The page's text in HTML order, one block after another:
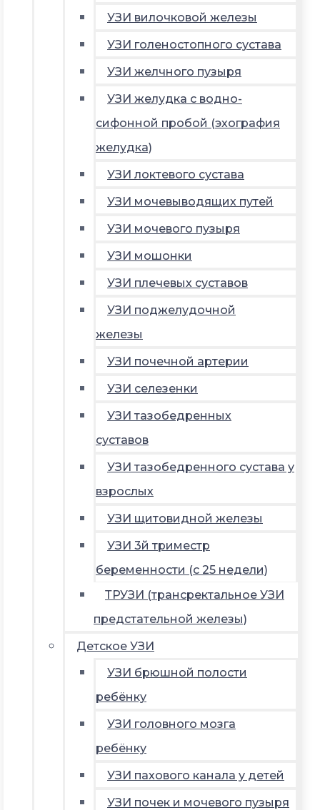
УЗИ вилочковой железы
УЗИ голеностопного сустава
УЗИ желчного пузыря
УЗИ желудка с водно-
сифонной пробой (эхография
желудка)
УЗИ локтевого сустава
УЗИ мочевыводящих путей
УЗИ мочевого пузыря
УЗИ мошонки
УЗИ плечевых суставов
УЗИ поджелудочной
железы
УЗИ почечной артерии
УЗИ селезенки
УЗИ тазобедренных
суставов
УЗИ тазобедренного сустава у
взрослых
УЗИ щитовидной железы
УЗИ 3й триместр
беременности (с 25 недели)
ТРУЗИ (трансректальное УЗИ
предстательной железы)
Детское УЗИ
УЗИ брюшной полости
ребёнку
УЗИ головного мозга
ребёнку
УЗИ пахового канала у детей
УЗИ почек и мочевого пузыря